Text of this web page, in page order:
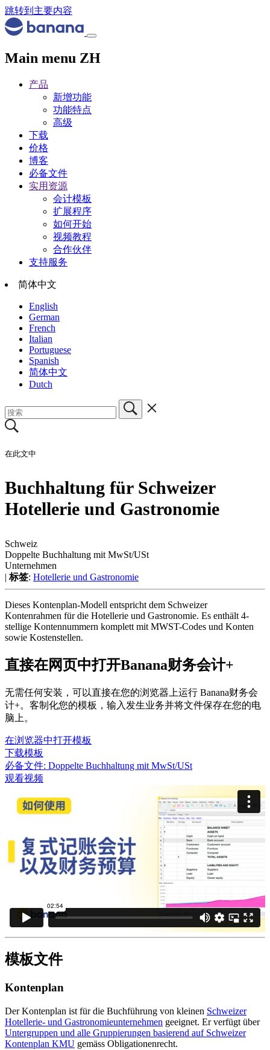
跳转到主要内容
Main menu ZH
产品
新增功能
功能特点
高级
下载
价格
博客
必备文件
实用资源
会计模板
扩展程序
如何开始
视频教程
合作伙伴
支持服务
简体中文
English
German
French
Italian
Portuguese
Spanish
简体中文
Dutch
在此文中
Buchhaltung für Schweizer
Hotellerie und Gastronomie
Schweiz
Doppelte Buchhaltung mit MwSt/USt
Unternehmen
| 标签: Hotellerie und Gastronomie
Dieses Kontenplan-Modell entspricht dem Schweizer
Kontenrahmen für die Hotellerie und Gastronomie. Es enthält 4-
stellige Kontennummern komplett mit MWST-Codes und Konten
sowie Kostenstellen.
直接在网页中打开Banana财务会计+
无需任何安装，可以直接在您的浏览器上运行 Banana财务会
计+。客制化您的模板，输入发生业务并将文件保存在您的电
脑上。
在浏览器中打开模板
下载模板
必备文件: Doppelte Buchhaltung mit MwSt/USt
观看视频
模板文件
Kontenplan
Der Kontenplan ist für die Buchführung von kleinen Schweizer
Hotellerie- und Gastronomieunternehmen geeignet. Er verfügt über
Untergruppen und alle Gruppierungen basierend auf Schweizer
Kontenplan KMU gemäss Obligationenrecht.